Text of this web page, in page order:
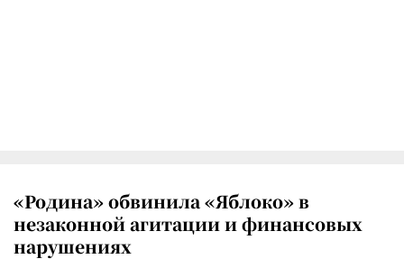
«Родина» обвинила «Яблоко» в
незаконной агитации и финансовых
нарушениях